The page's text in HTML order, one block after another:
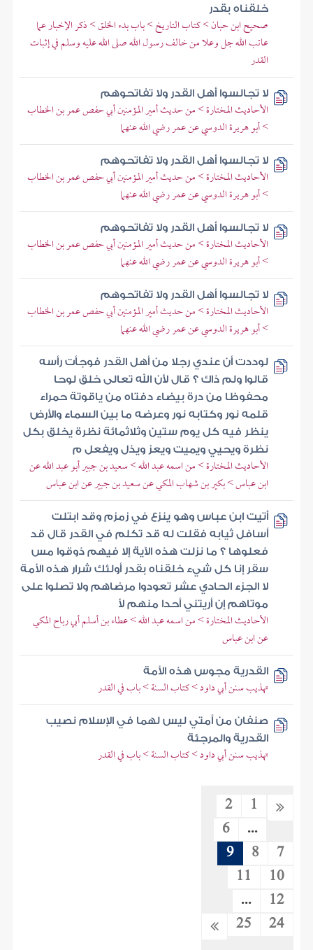
خلقناه بقدر
صحيح ابن حبان > كتاب التاريخ > باب بدء الخلق > ذكر الإخبار عما
عاتب الله جل وعلا من خالف رسول الله صلى الله عليه وسلم في إثبات
القدر
لا تجالسوا أهل القدر ولا تفاتحوهم
الأحاديث المختارة > من حديث أمير المؤمنين أبي حفص عمر بن الخطاب
> أبو هريرة الدوسي عن عمر رضي الله عنهما
لا تجالسوا أهل القدر ولا تفاتحوهم
الأحاديث المختارة > من حديث أمير المؤمنين أبي حفص عمر بن الخطاب
> أبو هريرة الدوسي عن عمر رضي الله عنهما
لا تجالسوا أهل القدر ولا تفاتحوهم
الأحاديث المختارة > من حديث أمير المؤمنين أبي حفص عمر بن الخطاب
> أبو هريرة الدوسي عن عمر رضي الله عنهما
لا تجالسوا أهل القدر ولا تفاتحوهم
الأحاديث المختارة > من حديث أمير المؤمنين أبي حفص عمر بن الخطاب
> أبو هريرة الدوسي عن عمر رضي الله عنهما
لوددت أن عندي رجلا من أهل القدر فوجأت رأسه
قالوا ولم ذاك ؟ قال لأن الله تعالى خلق لوحا
محفوظا من درة بيضاء دفتاه من ياقوتة حمراء
قلمه نور وكتابه نور وعرضه ما بين السماء والأرض
ينظر فيه كل يوم ستين وثلاثمائة نظرة يخلق بكل
نظرة ويحيي ويميت ويعز ويذل ويفعل م
الأحاديث المختارة > من اسمه عبد الله > سعيد بن جبير أبو عبد الله عن
ابن عباس > بكير بن شهاب المكي عن سعيد بن جبير عن ابن عباس
أتيت ابن عباس وهو ينزع في زمزم وقد ابتلت
أسافل ثيابه فقلت له قد تكلم في القدر قال قد
فعلوها ؟ ما نزلت هذه الآية إلا فيهم ذوقوا مس
سقر إنا كل شيء خلقناه بقدر أولئك شرار هذه الأمة
لا الجزء الحادي عشر تعودوا مرضاهم ولا تصلوا على
موتاهم إن أريتني أحدا منهم لأ
الأحاديث المختارة > من اسمه عبد الله > عطاء بن أسلم أبي رباح المكي
عن ابن عباس
القدرية مجوس هذه الأمة
تهذيب سنن أبي داود > كتاب السنة > باب في القدر
صنفان من أمتي ليس لهما في الإسلام نصيب
القدرية والمرجئة
تهذيب سنن أبي داود > كتاب السنة > باب في القدر
1
2
...
6
7
8
9
10
11
12
...
24
25